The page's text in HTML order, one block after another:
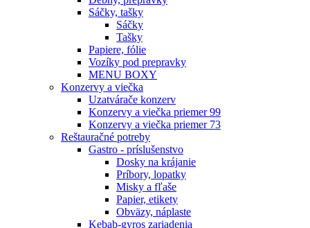
Sáčky, tašky
Sáčky
Tašky
Papiere, fólie
Vozíky pod prepravky
MENU BOXY
Konzervy a viečka
Uzatvárače konzerv
Konzervy a viečka priemer 99
Konzervy a viečka priemer 73
Reštauračné potreby
Gastro - príslušenstvo
Dosky na krájanie
Príbory, lopatky
Misky a fľaše
Papier, etikety
Obväzy, náplaste
Kebab-gyros zariadenia